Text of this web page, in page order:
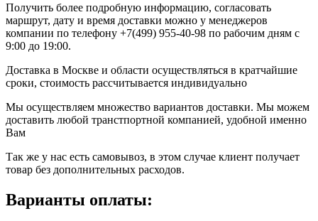
Получить более подробную информацию, согласовать
маршрут, дату и время доставки можно у менеджеров
компании по телефону +7(499) 955-40-98 по рабочим дням с
9:00 до 19:00.
Доставка в Москве и области осуществляться в кратчайшие
сроки, стоимость рассчитывается индивидуально
Мы осуществляем множество вариантов доставки. Мы можем
доставить любой транстпортной компанией, удобной именно
Вам
Так же у нас есть самовывоз, в этом случае клиент получает
товар без дополнительных расходов.
Варианты оплаты: